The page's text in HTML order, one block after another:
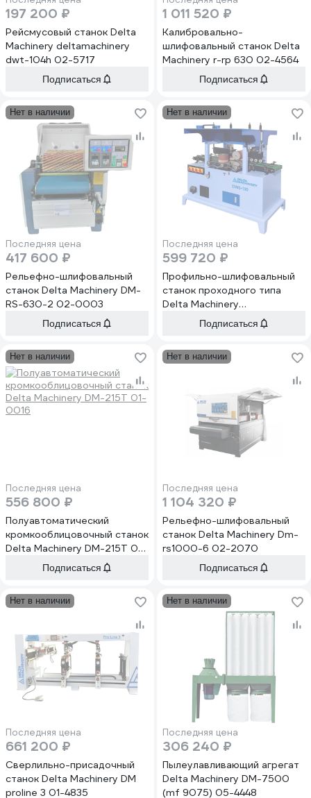
197 200 ₽
Рейсмусовый станок Delta
Machinery deltamachinery
dwt-104h 02-5717
Подписаться
1 011 520 ₽
Калибровально-
шлифовальный станок Delta
Machinery r-rp 630 02-4564
Подписаться
Нет в наличии
Последняя цена
417 600 ₽
Рельефно-шлифовальный
станок Delta Machinery DM-
RS-630-2 02-0003
Подписаться
Нет в наличии
Последняя цена
599 720 ₽
Профильно-шлифовальный
станок проходного типа
Delta Machinery
deltamachinery dws-130 02-
Подписаться
Нет в наличии
Последняя цена
556 800 ₽
Полуавтоматический
кромкооблицовочный станок
Delta Machinery DM-215T 01-
Подписаться
Нет в наличии
Последняя цена
1 104 320 ₽
Рельефно-шлифовальный
станок Delta Machinery Dm-
rs1000-6 02-2070
Подписаться
Нет в наличии
Последняя цена
661 200 ₽
Сверлильно-присадочный
станок Delta Machinery DM
proline 3 01-4835
Нет в наличии
Последняя цена
306 240 ₽
Пылеулавливающий агрегат
Delta Machinery DM-7500
(mf 9075) 05-4448